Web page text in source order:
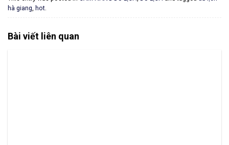
hà giang, hot.
Bài viết liên quan